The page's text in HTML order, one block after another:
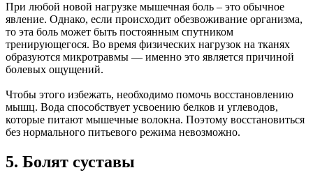
При любой новой нагрузке мышечная боль – это обычное
явление. Однако, если происходит обезвоживание организма,
то эта боль может быть постоянным спутником
тренирующегося. Во время физических нагрузок на тканях
образуются микротравмы — именно это является причиной
болевых ощущений.
Чтобы этого избежать, необходимо помочь восстановлению
мышц. Вода способствует усвоению белков и углеводов,
которые питают мышечные волокна. Поэтому восстановиться
без нормального питьевого режима невозможно.
5. Болят суставы